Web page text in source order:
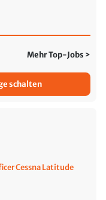
Mehr Top-Jobs >
schalten
Cessna Latitude